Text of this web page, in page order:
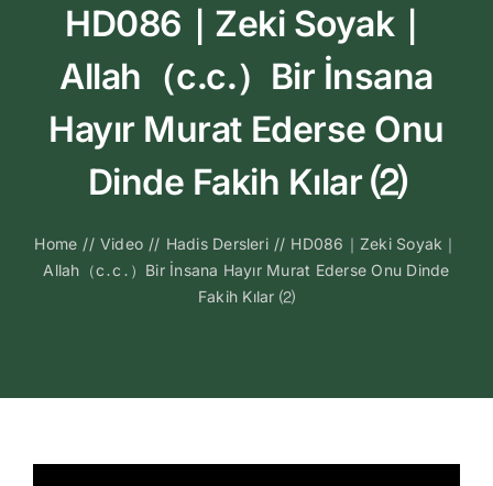
Biyografi
Kitapları
Video
Sesli
HD086｜Zeki Soyak｜
Allah（c․c․）Bir İnsana
Hayır Murat Ederse Onu
Dinde Fakih Kılar ⑵
Home // Video // Hadis Dersleri // HD086｜Zeki Soyak｜
Allah（c․c․）Bir İnsana Hayır Murat Ederse Onu Dinde
Fakih Kılar ⑵